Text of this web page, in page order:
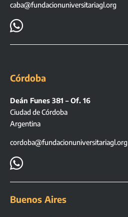
caba@fundacionuniversitariagl.org

Córdoba
Deán Funes 381 – Of. 16
Ciudad de Córdoba
Argentina
cordoba@fundacionuniversitariagl.org

Buenos Aires